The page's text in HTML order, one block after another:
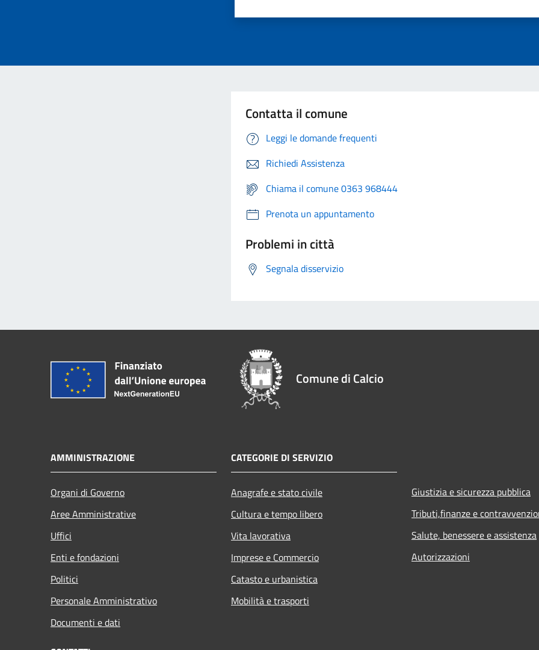
Contatta il comune
Leggi le domande frequenti
Richiedi Assistenza
Chiama il comune 0363 968444
Prenota un appuntamento
Problemi in città
Segnala disservizio
Comune di Calcio
AMMINISTRAZIONE
Organi di Governo
Aree Amministrative
Uffici
Enti e fondazioni
Politici
Personale Amministrativo
Documenti e dati
CATEGORIE DI SERVIZIO
Anagrafe e stato civile
Cultura e tempo libero
Vita lavorativa
Imprese e Commercio
Catasto e urbanistica
Mobilità e trasporti
Giustizia e sicurezza pubblica
Tributi,finanze e
Salute, benessere e assistenza
Autorizzazioni